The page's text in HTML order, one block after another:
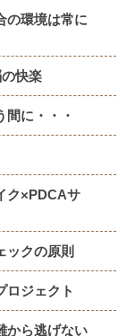
の環境は常に
快楽
に・・・
ク×PDCAサ
ックの原則
ロジェクト
から逃げない